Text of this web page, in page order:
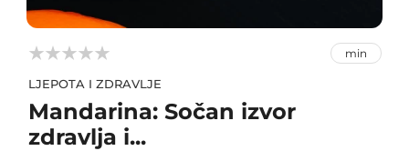


 min
LJEPOTA I ZDRAVLJE
Mandarina: Sočan izvor
zdravlja i...